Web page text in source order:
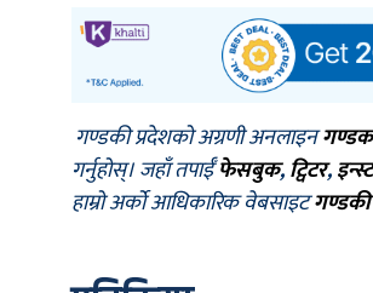
गण्डकी प्रदेशको अग्रणी अनलाइन
गर्नुहोस्। जहाँ तपाईँफेसबुक,ट्विटर,
हाम्रो अर्को आधिकारिक वेबसाइट